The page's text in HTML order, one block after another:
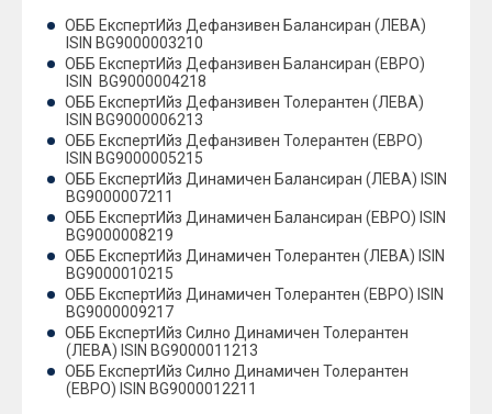
ОББ ЕкспертИйз Дефанзивен Балансиран (ЛЕВА)
ISIN BG9000003210
ОББ ЕкспертИйз Дефанзивен Балансиран (ЕВРО)
ISIN BG9000004218
ОББ ЕкспертИйз Дефанзивен Толерантен (ЛЕВА)
ISIN BG9000006213
ОББ ЕкспертИйз Дефанзивен Толерантен (ЕВРО)
ISIN BG9000005215
ОББ ЕкспертИйз Динамичен Балансиран (ЛЕВА) ISIN
BG9000007211
ОББ ЕкспертИйз Динамичен Балансиран (ЕВРО) ISIN
BG9000008219
ОББ ЕкспертИйз Динамичен Толерантен (ЛЕВА) ISIN
BG9000010215
ОББ ЕкспертИйз Динамичен Толерантен (ЕВРО) ISIN
BG9000009217
ОББ ЕкспертИйз Силно Динамичен Толерантен
(ЛЕВА) ISIN BG9000011213
ОББ ЕкспертИйз Силно Динамичен Толерантен
(ЕВРО) ISIN BG9000012211